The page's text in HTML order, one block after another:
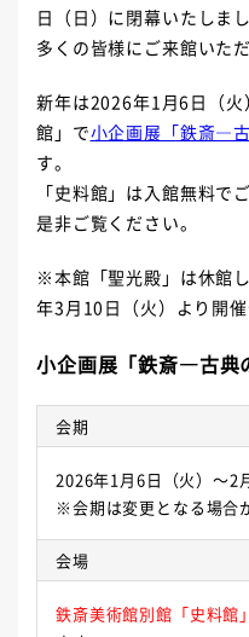
日（日）に閉幕いたしまし
多くの皆様にご来館いた
新年は2026年1月6日（
館」で小企画展「鉄斎―
す。
「史料館」は入館無料で
是非ご覧ください。
※本館「聖光殿」は休館
年3月10日（火）より開催
小企画展「鉄斎―古典
会期
2026年1月6日（火）～2
※会期は変更となる場合
会場
鉄斎美術館別館「史料館」